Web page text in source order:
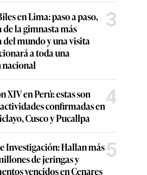
en Lima: paso a paso,
de la gimnasta más
del mundo y una visita
a toda una
nacional
3
XIV en Perú: estas son
confirmadas en
Cusco y Pucallpa
4
Investigación: Hallan más
de jeringas y
vencidos en Cenares
5